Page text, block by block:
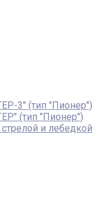
3" (тип "Пионер")
(тип "Пионер")
и лебедкой